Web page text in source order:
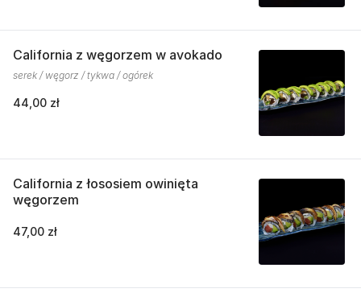
California z węgorzem w avokado
serek / węgorz / tykwa / ogórek
44,00 zł
California z łososiem owinięta
węgorzem
47,00 zł